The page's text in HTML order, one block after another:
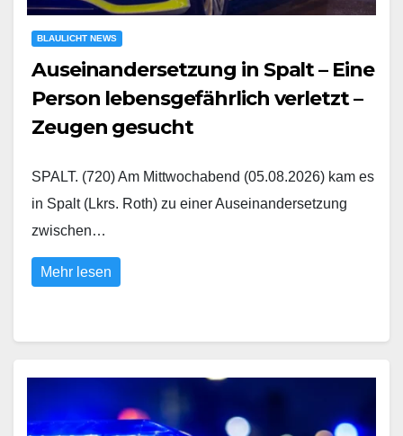
BLAULICHT NEWS
Auseinandersetzung in Spalt – Eine
Person lebensgefährlich verletzt –
Zeugen gesucht
SPALT. (720) Am Mittwochabend (05.08.2026) kam es
in Spalt (Lkrs. Roth) zu einer Auseinandersetzung
zwischen…
Mehr lesen